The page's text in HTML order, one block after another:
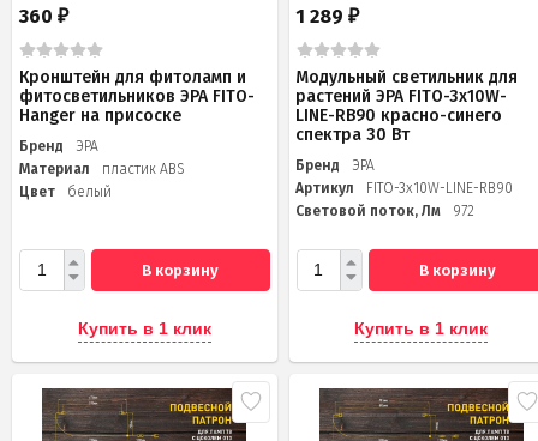
360 ₽
Кронштейн для фитоламп и
фитосветильников ЭРА FITO-
Hanger на присоске
Бренд
ЭРА
Материал
пластик ABS
Цвет
белый
В корзину
Купить в 1 клик
1 289₽
Модульный светильник для
растений ЭРА FITO-3х10W-
LINE-RB90 красно-синего
спектра 30 Вт
Бренд
ЭРА
Артикул
FITO-3х10W-LINE-RB90
Световой поток, Лм
972
В корзину
Купить в 1 клик